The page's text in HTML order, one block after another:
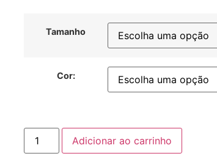
Tamanho
Cor:
Adicionar ao carrinho